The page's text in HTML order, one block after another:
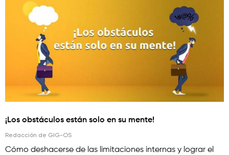
¡Los obstáculos están solo en su mente!
Redacción de GIG-OS
Cómo deshacerse de las limitaciones internas y lograr el